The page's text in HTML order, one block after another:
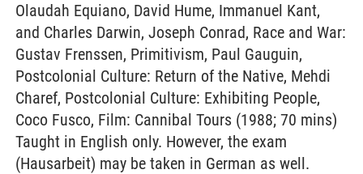
Olaudah Equiano, David Hume, Immanuel Kant,
and Charles Darwin, Joseph Conrad, Race and War:
Gustav Frenssen, Primitivism, Paul Gauguin,
Postcolonial Culture: Return of the Native, Mehdi
Charef, Postcolonial Culture: Exhibiting People,
Coco Fusco, Film: Cannibal Tours (1988; 70 mins)
Taught in English only. However, the exam
(Hausarbeit) may be taken in German as well.